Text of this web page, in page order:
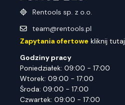
Rentools sp. z o.o.
team@rentools.pl
Zapytania ofertowe kliknij tutaj
Godziny pracy
Poniedziałek: 09:00 - 17:00
Wtorek: 09:00 - 17:00
Środa: 09:00 - 17:00
Czwartek: 09:00 - 17:00